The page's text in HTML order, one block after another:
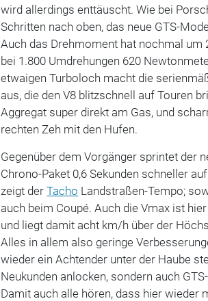
wird allerdings enttäuscht. Wie bei
Schritten nach oben, das neue GTS-
Auch das Drehmoment hat nochmal um
bei 1.800 Umdrehungen 620
etwaigen Turboloch macht die
aus, die den V8 blitzschnell auf Touren
Aggregat super direkt am Gas, und
rechten Zeh mit den Hufen.
Gegenüber dem Vorgänger sprintet der
Chrono-Paket 0,6 Sekunden schneller
zeigt derTacho Landstraßen-Tempo;
auch beim Coupé. Auch die Vmax ist
und liegt damit acht km/h über der
Alles in allem also geringe
wieder ein Achtender unter der Haube
Neukunden anlocken, sondern auch
Damit auch alle hören, dass hier wieder